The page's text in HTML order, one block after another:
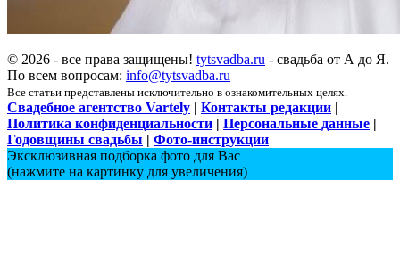
© 2026 - все права защищены! tytsvadba.ru - свадьба от А до Я.
По всем вопросам: info@tytsvadba.ru
Все статьи представлены исключительно в ознакомительных целях.
Свадебное агентство Vartely | Контакты редакции |
Политика конфиденциальности | Персональные данные |
Годовщины свадьбы | Фото-инструкции
Эксклюзивная подборка фото для Вас
(нажмите на картинку для увеличения)